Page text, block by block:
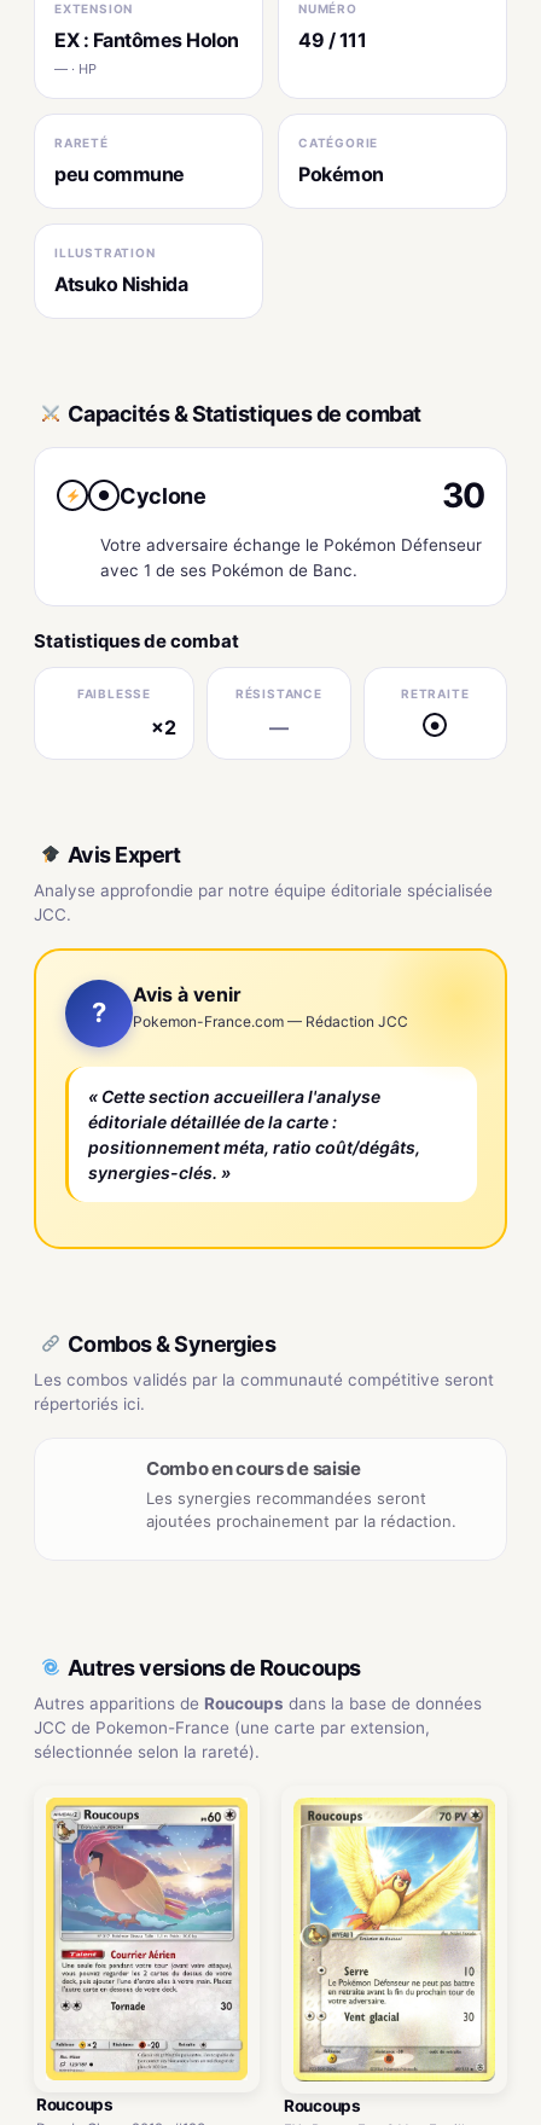
EXTENSION
EX : Fantômes Holon
— · HP
NUMÉRO
49 / 111
RARETÉ
peu commune
CATÉGORIE
Pokémon
ILLUSTRATION
Atsuko Nishida
Capacités & Statistiques de combat
● Cyclone 30
Votre adversaire échange le Pokémon Défenseur
avec 1 de ses Pokémon de Banc.
Statistiques de combat
FAIBLESSE
×2
RÉSISTANCE
—
RETRAITE
●
Avis Expert
Analyse approfondie par notre équipe éditoriale spécialisée
JCC.
?
Avis à venir
Pokemon-France.com — Rédaction JCC
« Cette section accueillera l'analyse
éditoriale détaillée de la carte :
positionnement méta, ratio coût/dégâts,
synergies-clés. »
Combos & Synergies
Les combos validés par la communauté compétitive seront
répertoriés ici.
Combo en cours de saisie
Les synergies recommandées seront
ajoutées prochainement par la rédaction.
Autres versions de Roucoups
Autres apparitions de Roucoups dans la base de données
JCC de Pokemon-France (une carte par extension,
sélectionnée selon la rareté).
Roucoups Roucoups